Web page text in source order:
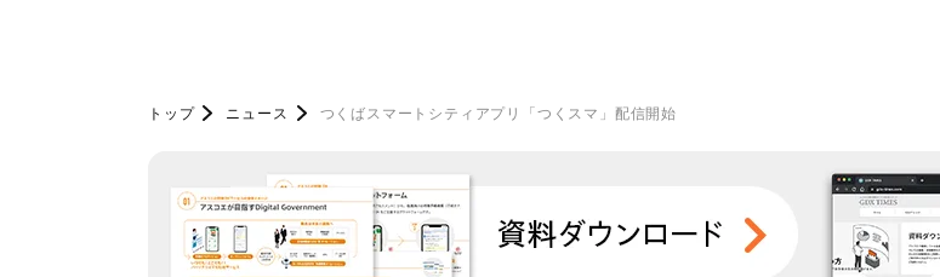
トップ ニュース つくばスマートシティアプリ「つくスマ」配信開始